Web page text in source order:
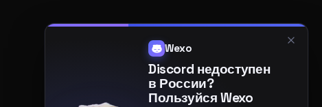
Wexo
Discord недоступен
в России?
Пользуйся Wexo